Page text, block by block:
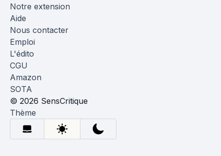
Notre extension
Aide
Nous contacter
Emploi
L'édito
CGU
Amazon
SOTA
© 2026 SensCritique
Thème